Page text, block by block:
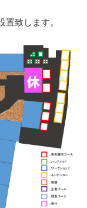
置致します。